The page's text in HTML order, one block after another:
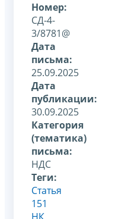
Номер:
СД-4-
3/8781@
Дата
письма:
25.09.2025
Дата
публикации:
30.09.2025
Категория
(тематика)
письма:
НДС
Теги:
Статья
151